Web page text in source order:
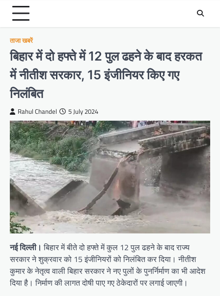
ताजा खबरें
बिहार में दो हफ्ते में 12 पुल ढहने के बाद हरकत
में नीतीश सरकार, 15 इंजीनियर किए गए
निलंबित
Rahul Chandel 5 July 2024
नई दिल्ली। बिहार में बीते दो हफ्ते में कुल 12 पुल ढहने के बाद राज्य
सरकार ने शुक्रवार को 15 इंजीनियरों को निलंबित कर दिया। नीतीश
कुमार के नेतृत्व वाली बिहार सरकार ने नए पुलों के पुनर्निर्माण का भी आदेश
दिया है। निर्माण की लागत दोषी पाए गए ठेकेदारों पर लगाई जाएगी।